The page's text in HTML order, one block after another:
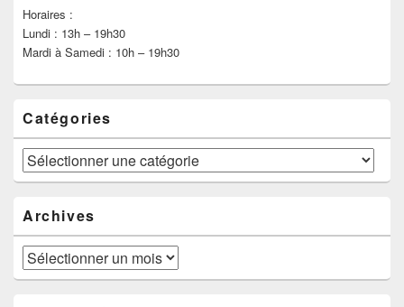
Horaires :
Lundi : 13h – 19h30
Mardi à Samedi : 10h – 19h30
Catégories
Catégories
Archives
Archives